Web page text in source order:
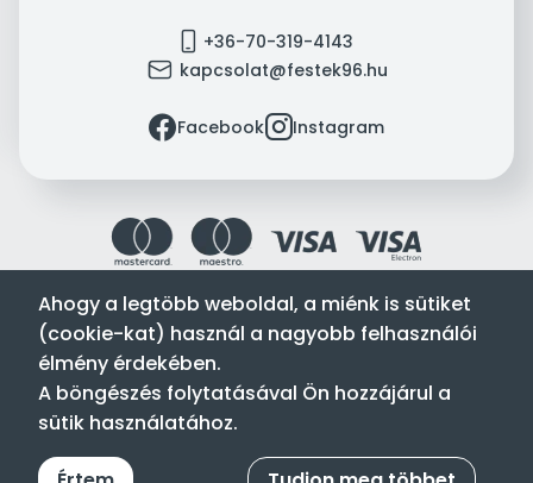
mobile +36-70-319-4143
mail kapcsolat@festek96.hu
facebookFacebookinstagramInstagram
Festék’96 Kft. © 1996-2024. Minden jog fenntartva.
Tervezte és készítette:
forgalmazója.
Ahogy a legtöbb weboldal, a miénk is sütiket
(cookie-kat) használ a nagyobb felhasználói
élmény érdekében.
A böngészés folytatásával Ön hozzájárul a
sütik használatához.